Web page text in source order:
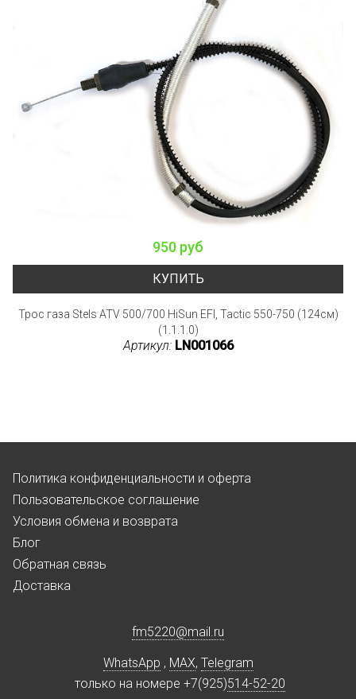
950 руб
КУПИТЬ
Трос газа Stels ATV 500/700 HiSun EFI, Tactic 550-750 (124см)
(1.1.1.0)
Артикул: LN001066
Политика конфиденциальности и оферта
Пользовательское соглашение
Условия обмена и возврата
Блог
Обратная связь
Доставка
fm5220@mail.ru
WhatsApp , MAX, Telegram
только на номере +7(925)514-52-20